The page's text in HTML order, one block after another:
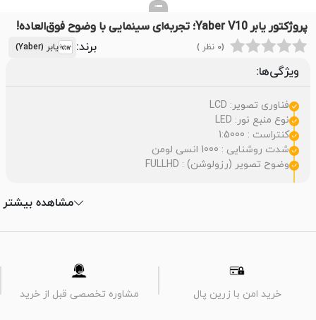
پروژکتور یابر Yaber V10؛ تجربه‌ای سینمایی با وضوح فوق‌العاده!
(0 نظر ) برند: یابر (Yaber)
ویژگی‌ها:
فناوری تصویر: LCD
نوع منبع نور: LED
کنتراست : 1:5000
شدت روشنایی : 1000 انسی لومن
وضوح تصویر (رزولوشن) : FULLHD
مشاهده بیشتر
خرید امن با زرین پال مشاوره تخصصی قبل از خرید